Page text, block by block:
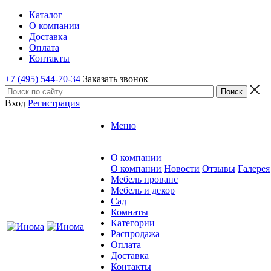
Каталог
О компании
Доставка
Оплата
Контакты
+7 (495) 544-70-34 Заказать звонок
Вход Регистрация
Меню
О компании
О компании Новости Отзывы Галерея
Мебель прованс
Мебель и декор
Сад
Комнаты
Категории
Распродажа
Оплата
Доставка
Контакты